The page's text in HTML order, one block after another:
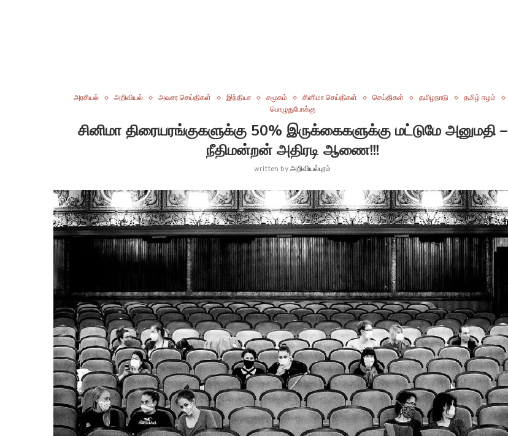
அரசியல் அறிவியல் அவசர செய்திகள் இந்தியா சமூகம் சினிமா செய்திகள் செய்திகள் தமிழநாடு
தமிழ் ஈழம்
பொழுதுபோக்கு
சினிமா திரையரங்குகளுக்கு 50% இருக்கைகளுக்கு மட்டுமே அனுமதி –
நீதிமன்றன் அதிரடி ஆணை!!!
written byஅறிவியல்புரம்